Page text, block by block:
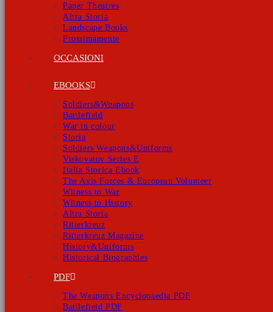
Paper Theatres
Altra Storia
Landscape Books
Prossimamente
OCCASIONI
EBOOKS
Soldiers&Weapons
Battlefield
War in colour
Storia
Soldiers Weapons&Uniforms
Viskovatov Series E
Italia Storica Ebook
The Axis Forces & European Volunteer
Witness to War
Witness to History
Altra Storia
Ritterkreuz
Ritterkreuz Magazine
History&Uniforms
Historical Biographies
PDF
The Weapons Encyclopaedia PDF
Battlefield PDF